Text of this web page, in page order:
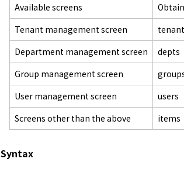
Available screens
Tenant management screen
Department management screen
depts
Group management screen
User management screen
users
Screens other than the above
items
Syntax